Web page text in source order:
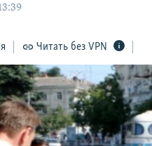
Читать без VPN